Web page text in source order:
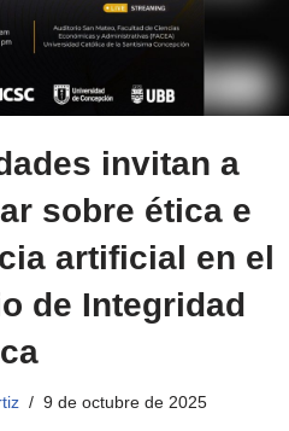
invitan a
sobre ética e
artificial en el
de Integridad
9 de octubre de 2025